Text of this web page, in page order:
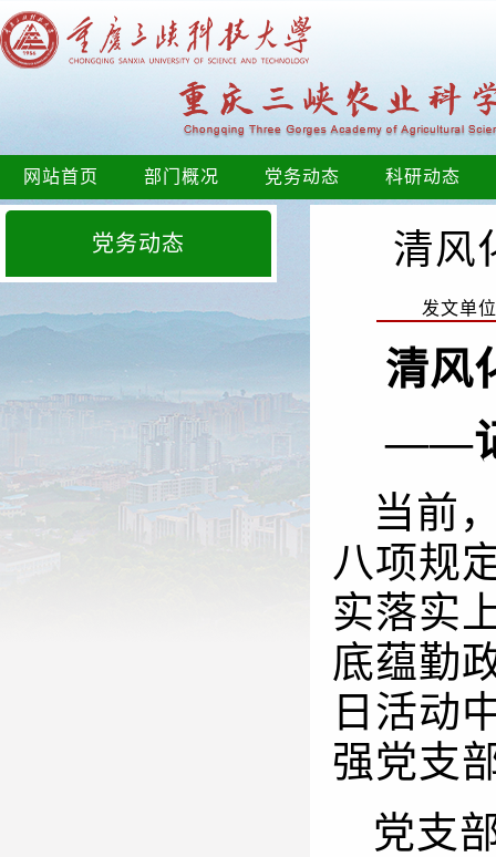
网站首页 部门概况 党务动态 科研动态
党务动态 清风
发文单
清风
——记
当前
八项规
实落实
底蕴勤
日活动
强党支
党支